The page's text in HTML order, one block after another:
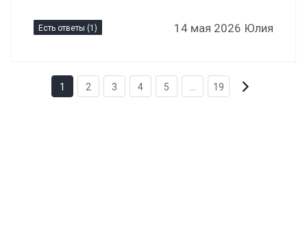
Есть ответы (1) 14 мая 2026 Юлия
1 2 3 4 5 ... 19